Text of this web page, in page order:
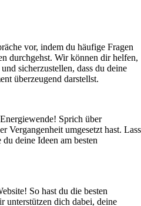
vor, indem du häufige Fragen
durchgehst. Wir können dir helfen,
sicherzustellen, dass du deine
überzeugend darstellst.
Sprich über
Vergangenheit umgesetzt hast. Lass
deine Ideen am besten
So hast du die besten
unterstützen dich dabei, deine